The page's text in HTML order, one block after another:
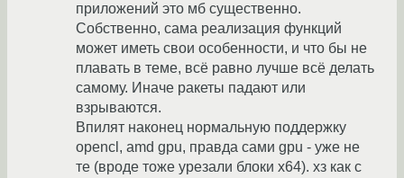
приложений это мб существенно.
Собственно, сама реализация функций
может иметь свои особенности, и что бы не
плавать в теме, всё равно лучше всё делать
самому. Иначе ракеты падают или
взрываются.
Впилят наконец нормальную поддержку
opencl, amd gpu, правда сами gpu - уже не
те (вроде тоже урезали блоки х64). хз как с